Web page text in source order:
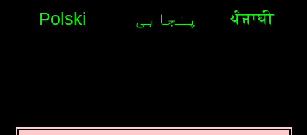
ਪੰਜਾਬੀ پنجابی Polski